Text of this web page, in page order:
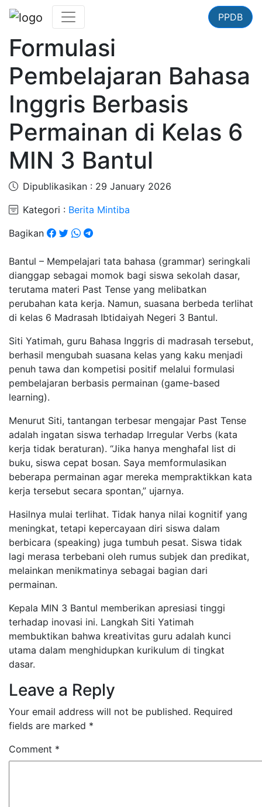
PPDB
Formulasi
Pembelajaran Bahasa
Inggris Berbasis
Permainan di Kelas 6
MIN 3 Bantul
Dipublikasikan : 29 January 2026
Kategori : Berita Mintiba
Bagikan
Bantul – Mempelajari tata bahasa (grammar) seringkali
dianggap sebagai momok bagi siswa sekolah dasar,
terutama materi Past Tense yang melibatkan
perubahan kata kerja. Namun, suasana berbeda terlihat
di kelas 6 Madrasah Ibtidaiyah Negeri 3 Bantul.
Siti Yatimah, guru Bahasa Inggris di madrasah tersebut,
berhasil mengubah suasana kelas yang kaku menjadi
penuh tawa dan kompetisi positif melalui formulasi
pembelajaran berbasis permainan (game-based
learning).
Menurut Siti, tantangan terbesar mengajar Past Tense
adalah ingatan siswa terhadap Irregular Verbs (kata
kerja tidak beraturan). “Jika hanya menghafal list di
buku, siswa cepat bosan. Saya memformulasikan
beberapa permainan agar mereka mempraktikkan kata
kerja tersebut secara spontan,” ujarnya.
Hasilnya mulai terlihat. Tidak hanya nilai kognitif yang
meningkat, tetapi kepercayaan diri siswa dalam
berbicara (speaking) juga tumbuh pesat. Siswa tidak
lagi merasa terbebani oleh rumus subjek dan predikat,
melainkan menikmatinya sebagai bagian dari
permainan.
Kepala MIN 3 Bantul memberikan apresiasi tinggi
terhadap inovasi ini. Langkah Siti Yatimah
membuktikan bahwa kreativitas guru adalah kunci
utama dalam menghidupkan kurikulum di tingkat
dasar.
Leave a Reply
Your email address will not be published. Required
fields are marked *
Comment *